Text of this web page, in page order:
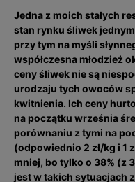
Jedna z moich stałych
stan rynku śliwek
przy tym na myśli
współczesna młodzież
ceny śliwek nie są
urodzaju tych owoców
kwitnienia. Ich ceny
na początku września
porównaniu z tymi na
(odpowiednio 2 zł/kg i 1
mniej, bo tylko o 38% (z
jest w takich sytuacjach